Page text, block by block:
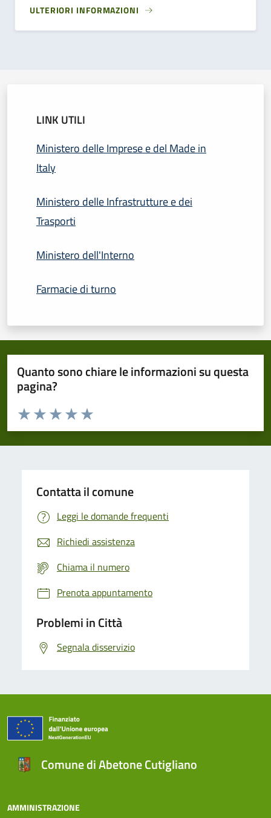
ULTERIORI INFORMAZIONI
LINK UTILI
Ministero delle Imprese e del Made in
Italy
Ministero delle Infrastrutture e dei
Trasporti
Ministero dell'Interno
Farmacie di turno
Quanto sono chiare le informazioni su questa
pagina?
Domanda
Valuta da 1 a 5 stelle la pagina
Valuta 5 stelle su 5
Valuta 4 stelle su 5
Valuta 3 stelle su 5
Valuta 2 stelle su 5
Valuta 1 stelle su 5
Contatta il comune
Leggi le domande frequenti
Richiedi assistenza
Chiama il numero
Prenota appuntamento
Problemi in Città
Segnala disservizio
Comune di Abetone Cutigliano
AMMINISTRAZIONE